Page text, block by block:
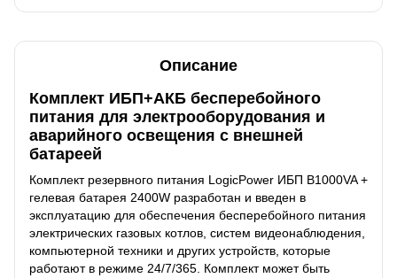
Описание
Комплект ИБП+АКБ бесперебойного
питания для электрооборудования и
аварийного освещения с внешней
батареей
Комплект резервного питания LogicPower ИБП B1000VA +
гелевая батарея 2400W разработан и введен в
эксплуатацию для обеспечения бесперебойного питания
электрических газовых котлов, систем видеонаблюдения,
компьютерной техники и других устройств, которые
работают в режиме 24/7/365. Комплект может быть